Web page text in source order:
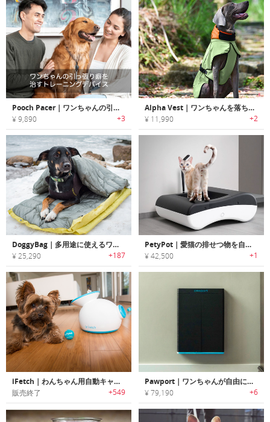
Pooch Pacer｜ワンちゃんの引っ張り癖を治すトレーニングデバイス「プーペーサー」
¥ 9,890 +3
Alpha Vest｜ワンちゃんを落ち着かせる抗不安作用のあるオールシーズンドッグベスト「アルファベスト」
¥ 11,990 +2
DoggyBag｜多用途に使えるワンちゃん用断熱プレミアム寝袋「ドギーバッグ」
¥ 25,290 +187
PetyPot｜愛猫の排せつ物を自動で処理するスマートトイレシステム
¥ 42,500 +1
iFetch｜わんちゃん用自動キャッチボールマシン
販売終了 +549
Pawport｜ワンちゃんが自由に出入りできるスマートペットドア「パウポート」
¥ 79,190 +6